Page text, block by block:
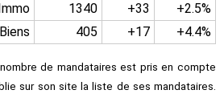
1340 +33
+2.5%
405 +17 +4.4%
de mandataires est pris en compte
sur son site la liste de ses mandataires.